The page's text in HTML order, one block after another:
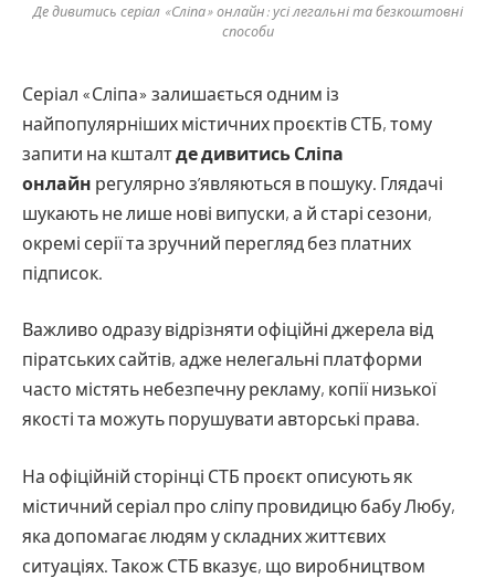
Де дивитись серіал «Сліпа» онлайн: усі легальні та безкоштовні
способи
Серіал «Сліпа» залишається одним із
найпопулярніших містичних проєктів СТБ, тому
запити на кшталтде дивитись Сліпа
онлайн регулярно з’являються в пошуку. Глядачі
шукають не лише нові випуски, а й старі сезони,
окремі серії та зручний перегляд без платних
підписок.
Важливо одразу відрізняти офіційні джерела від
піратських сайтів, адже нелегальні платформи
часто містять небезпечну рекламу, копії низької
якості та можуть порушувати авторські права.
На офіційній сторінці СТБ проєкт описують як
містичний серіал про сліпу провидицю бабу Любу,
яка допомагає людям у складних життєвих
ситуаціях. Також СТБ вказує, що виробництвом